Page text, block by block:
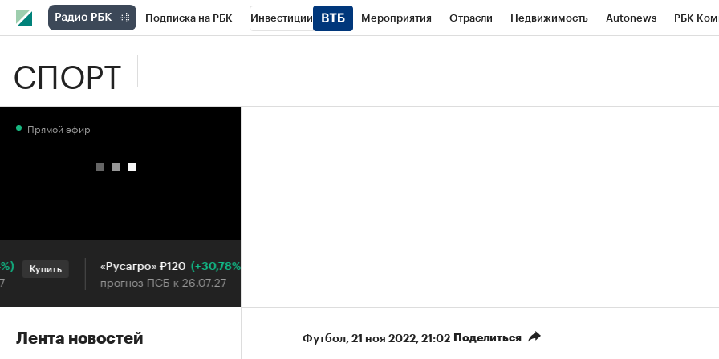
Подписка на РБК Инвестиции Мероприятия Отрасли Недвижимость Autonews РБК
СПОРТ
Футбол⁠, 21 ноя 2022, 21:02 Поделиться
Прямой эфир
Купить «Русагро» ₽120 (+30,78%)
прогноз ПСБ к 26.07.27
Купить
Лента новостей